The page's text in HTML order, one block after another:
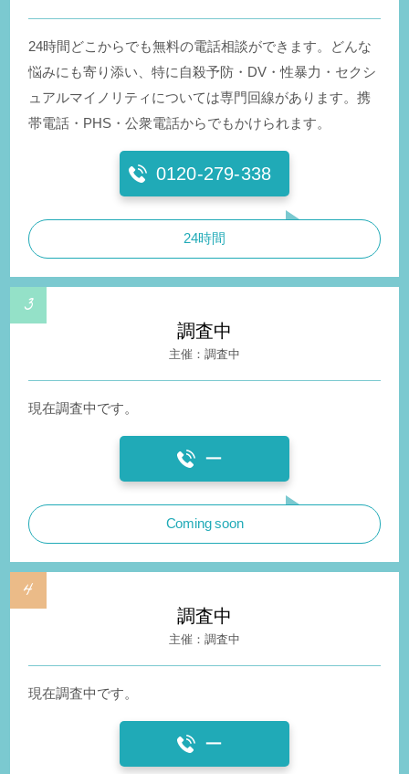
24時間どこからでも無料の電話相談ができます。どんな
悩みにも寄り添い、特に自殺予防・DV・性暴力・セクシ
ュアルマイノリティについては専門回線があります。携
帯電話・PHS・公衆電話からでもかけられます。
0120-279-338
24時間
調査中
調査中
現在調査中です。
ー
Coming soon
調査中
調査中
現在調査中です。
ー